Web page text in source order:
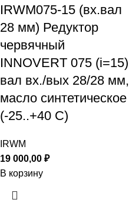
IRWM075-15 (вх.вал
28 мм) Редуктор
червячный
INNOVERT 075 (i=15)
вал вх./вых 28/28 мм,
масло синтетическое
(-25..+40 С)
IRWM
19 000,00 ₽
В корзину